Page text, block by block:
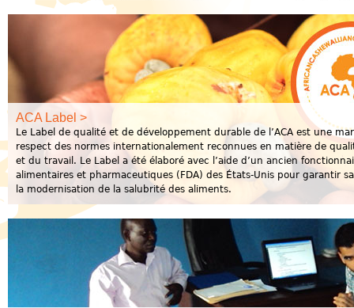
ACA Label >
Le Label de qualité et de développement durable de l’ACA est une
respect des normes internationalement reconnues en matière de
et du travail. Le Label a été élaboré avec l’aide d’un ancien
alimentaires et pharmaceutiques (FDA) des États-Unis pour garantir
la modernisation de la salubrité des aliments.